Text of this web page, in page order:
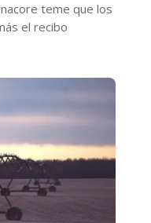
teme que los
el recibo